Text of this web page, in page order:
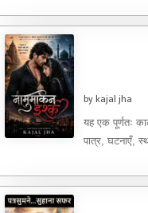
by kajal jha
यह एक पूर्णतः
पात्र, घटनाएँ,